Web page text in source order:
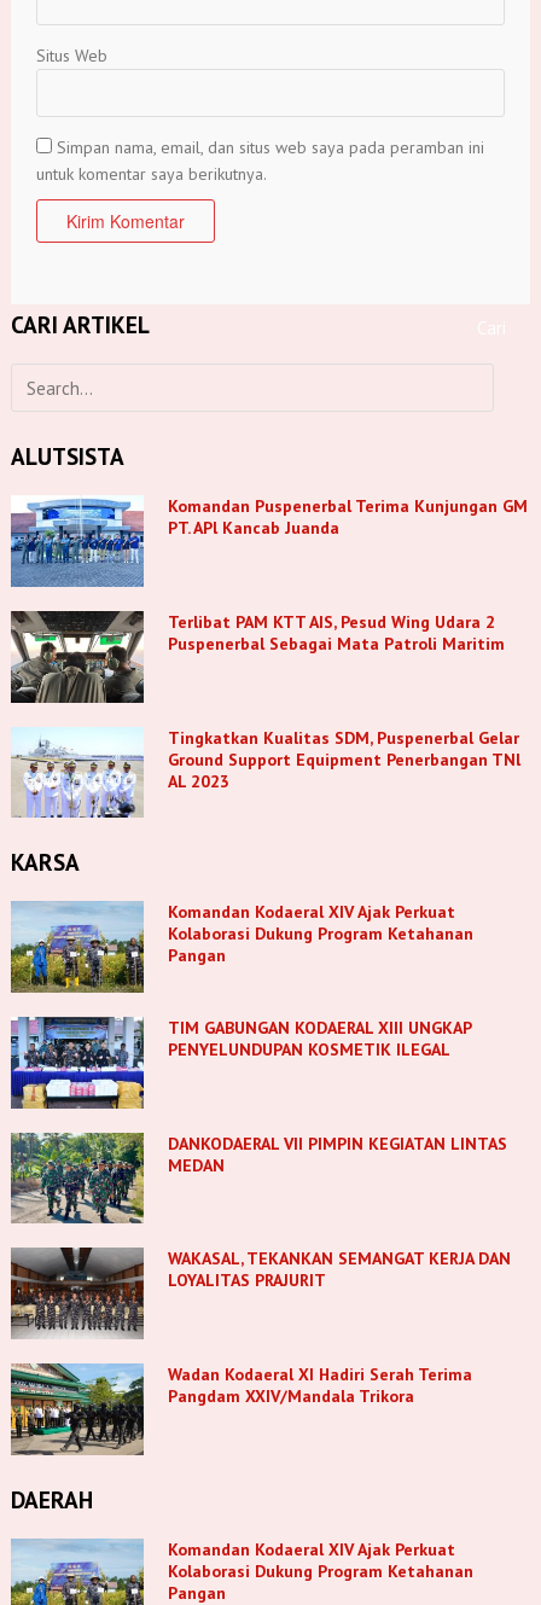
Situs Web
Simpan nama, email, dan situs web saya pada peramban ini
untuk komentar saya berikutnya.
CARI ARTIKEL
ALUTSISTA
Komandan Puspenerbal Terima Kunjungan GM
PT. APl Kancab Juanda
Terlibat PAM KTT AIS, Pesud Wing Udara 2
Puspenerbal Sebagai Mata Patroli Maritim
Tingkatkan Kualitas SDM, Puspenerbal Gelar
Ground Support Equipment Penerbangan TNl
AL 2023
KARSA
Komandan Kodaeral XIV Ajak Perkuat
Kolaborasi Dukung Program Ketahanan
Pangan
TIM GABUNGAN KODAERAL XIII UNGKAP
PENYELUNDUPAN KOSMETIK ILEGAL
DANKODAERAL VII PIMPIN KEGIATAN LINTAS
MEDAN
WAKASAL, TEKANKAN SEMANGAT KERJA DAN
LOYALITAS PRAJURIT
Wadan Kodaeral XI Hadiri Serah Terima
Pangdam XXIV/Mandala Trikora
DAERAH
Komandan Kodaeral XIV Ajak Perkuat
Kolaborasi Dukung Program Ketahanan
Pangan